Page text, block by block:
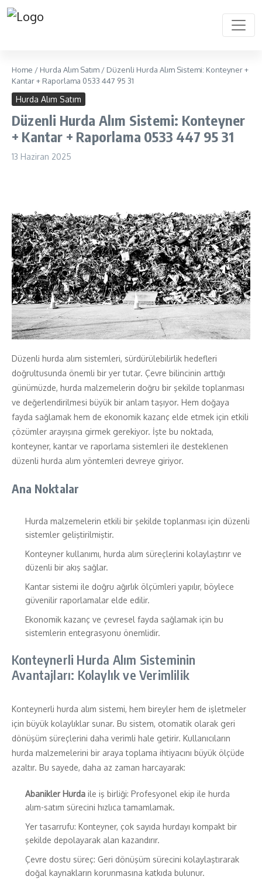
Home / Hurda Alım Satım / Düzenli Hurda Alım Sistemi: Konteyner +
Kantar + Raporlama 0533 447 95 31
Hurda Alım Satım
Düzenli Hurda Alım Sistemi: Konteyner
+ Kantar + Raporlama 0533 447 95 31
13 Haziran 2025
Düzenli hurda alım sistemleri, sürdürülebilirlik hedefleri
doğrultusunda önemli bir yer tutar. Çevre bilincinin arttığı
günümüzde, hurda malzemelerin doğru bir şekilde toplanması
ve değerlendirilmesi büyük bir anlam taşıyor. Hem doğaya
fayda sağlamak hem de ekonomik kazanç elde etmek için etkili
çözümler arayışına girmek gerekiyor. İşte bu noktada,
konteyner, kantar ve raporlama sistemleri ile desteklenen
düzenli hurda alım yöntemleri devreye giriyor.
Ana Noktalar
Hurda malzemelerin etkili bir şekilde toplanması için düzenli
sistemler geliştirilmiştir.
Konteyner kullanımı, hurda alım süreçlerini kolaylaştırır ve
düzenli bir akış sağlar.
Kantar sistemi ile doğru ağırlık ölçümleri yapılır, böylece
güvenilir raporlamalar elde edilir.
Ekonomik kazanç ve çevresel fayda sağlamak için bu
sistemlerin entegrasyonu önemlidir.
Konteynerli Hurda Alım Sisteminin
Avantajları: Kolaylık ve Verimlilik
Konteynerli hurda alım sistemi, hem bireyler hem de işletmeler
için büyük kolaylıklar sunar. Bu sistem, otomatik olarak geri
dönüşüm süreçlerini daha verimli hale getirir. Kullanıcıların
hurda malzemelerini bir araya toplama ihtiyacını büyük ölçüde
azaltır. Bu sayede, daha az zaman harcayarak:
Abanikler Hurda ile iş birliği: Profesyonel ekip ile hurda
alım-satım sürecini hızlıca tamamlamak.
Yer tasarrufu: Konteyner, çok sayıda hurdayı kompakt bir
şekilde depolayarak alan kazandırır.
Çevre dostu süreç: Geri dönüşüm sürecini kolaylaştırarak
doğal kaynakların korunmasına katkıda bulunur.